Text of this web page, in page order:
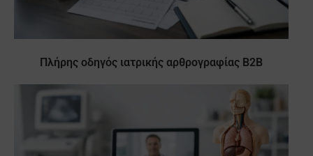
Πλήρης οδηγός ιατρικής αρθρογραφίας B2B